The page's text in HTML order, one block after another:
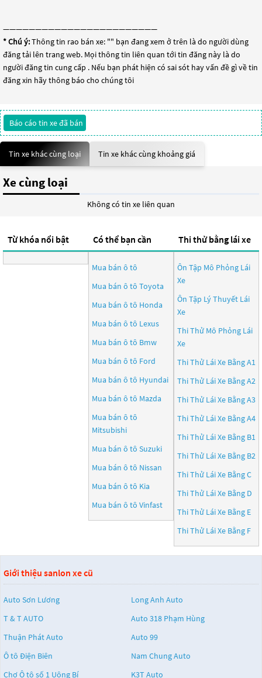
————————————————————————
* Chú ý:Thông tin rao bán xe: "" bạn đang xem ở trên là do người dùng
đăng tải lên trang web. Mọi thông tin liên quan tới tin đăng này là do
người đăng tin cung cấp . Nếu bạn phát hiện có sai sót hay vấn đề gì về tin
đăng xin hãy thông báo cho chúng tôi
Báo cáo tin xe đã bán
Tin xe khác cùng loại Tin xe khác cùng khoảng giá
Xe cùng loại
Không có tin xe liên quan
Từ khóa nổi bật Có thể bạn cần
Mua bán ô tô
Mua bán ô tô Toyota
Mua bán ô tô Honda
Mua bán ô tô Lexus
Mua bán ô tô Bmw
Mua bán ô tô Ford
Mua bán ô tô Hyundai
Mua bán ô tô Mazda
Mua bán ô tô
Mitsubishi
Mua bán ô tô Suzuki
Mua bán ô tô Nissan
Mua bán ô tô Kia
Mua bán ô tô Vinfast
Thi thử bằng lái xe
Ôn Tập Mô Phỏng Lái
Xe
Ôn Tập Lý Thuyết Lái
Xe
Thi Thử Mô Phỏng Lái
Xe
Thi Thử Lái Xe Bằng A1
Thi Thử Lái Xe Bằng A2
Thi Thử Lái Xe Bằng A3
Thi Thử Lái Xe Bằng A4
Thi Thử Lái Xe Bằng B1
Thi Thử Lái Xe Bằng B2
Thi Thử Lái Xe Bằng C
Thi Thử Lái Xe Bằng D
Thi Thử Lái Xe Bằng E
Thi Thử Lái Xe Bằng F
Giới thiệu sanlon xe cũ
Auto Sơn Lương
Long Anh Auto
T & T AUTO
Auto 318 Phạm Hùng
Thuận Phát Auto
Auto 99
Ô tô Điện Biên
Nam Chung Auto
Chợ Ô tô số 1 Uông Bí
K3T Auto